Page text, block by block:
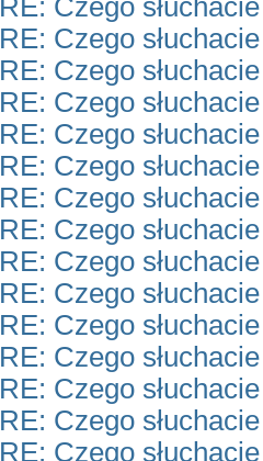
RE: Czego
RE: Czego
RE: Czego
RE: Czego
RE: Czego
RE: Czego
RE: Czego
RE: Czego
RE: Czego
RE: Czego
RE: Czego
RE: Czego
RE: Czego
RE: Czego
RE: Czego